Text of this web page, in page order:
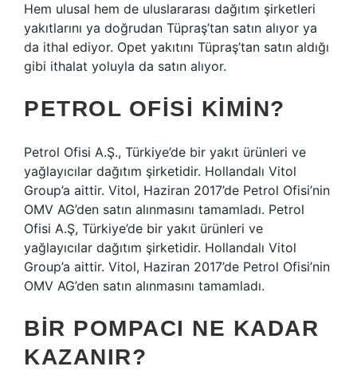
Hem ulusal hem de uluslararası dağıtım şirketleri
yakıtlarını ya doğrudan Tüpraş’tan satın alıyor ya
da ithal ediyor. Opet yakıtını Tüpraş’tan satın aldığı
gibi ithalat yoluyla da satın alıyor.
PETROL OFISI KIMIN?
Petrol Ofisi A.Ş., Türkiye’de bir yakıt ürünleri ve
yağlayıcılar dağıtım şirketidir. Hollandalı Vitol
Group’a aittir. Vitol, Haziran 2017’de Petrol Ofisi’nin
OMV AG’den satın alınmasını tamamladı. Petrol
Ofisi A.Ş, Türkiye’de bir yakıt ürünleri ve
yağlayıcılar dağıtım şirketidir. Hollandalı Vitol
Group’a aittir. Vitol, Haziran 2017’de Petrol Ofisi’nin
OMV AG’den satın alınmasını tamamladı.
BIR POMPACI NE KADAR
KAZANIR?